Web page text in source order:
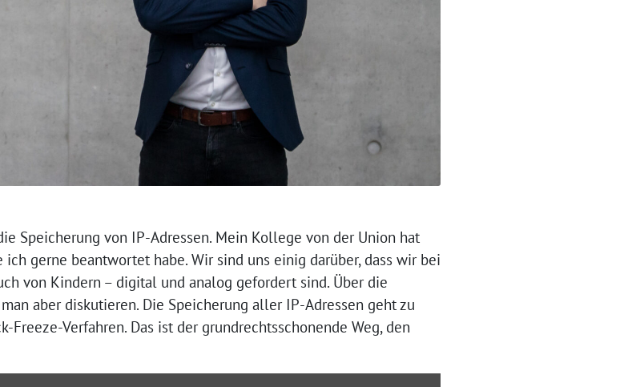
Speicherung von IP-Adressen. Mein Kollege von der Union hat
gerne beantwortet habe. Wir sind uns einig darüber, dass wir bei
von Kindern – digital und analog gefordert sind. Über die
aber diskutieren. Die Speicherung aller IP-Adressen geht zu
Freeze-Verfahren. Das ist der grundrechtsschonende Weg, den